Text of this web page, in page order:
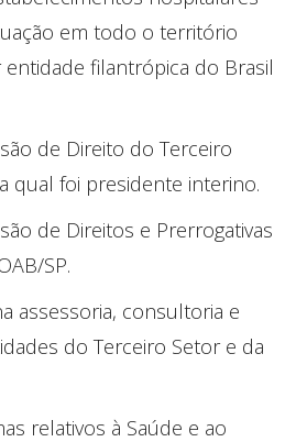
em todo o território
entidade filantrópica do Brasil
de Direito do Terceiro
qual foi presidente interino.
de Direitos e Prerrogativas
SP.
assessoria, consultoria e
do Terceiro Setor e da
relativos à Saúde e ao